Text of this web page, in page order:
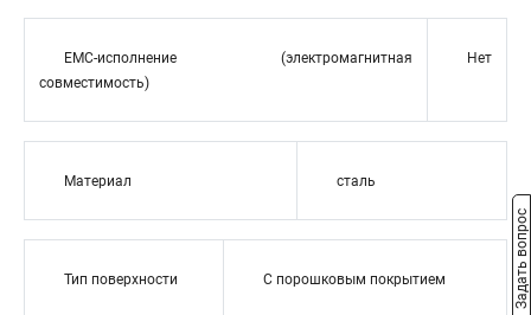
EMC-исполнение (электромагнитная
совместимость)
Нет
Материал сталь
Тип поверхности С порошковым покрытием Задать вопрос